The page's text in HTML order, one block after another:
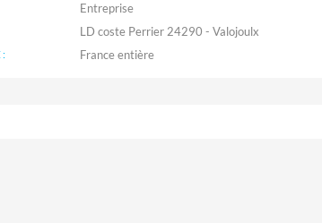
Entreprise
LD coste Perrier 24290 - Valojoulx
: